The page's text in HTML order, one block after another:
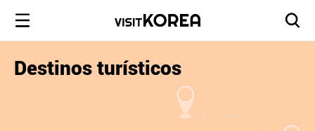
Destinos turísticos